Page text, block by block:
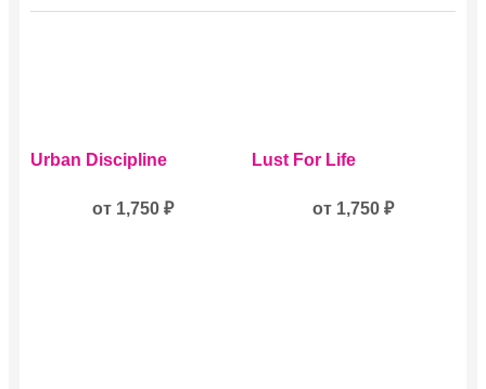
Этот
товар
несколько
Urban Discipline
от 1,750 ₽
Этот
товар
несколько
Lust For Life
от 1,750₽